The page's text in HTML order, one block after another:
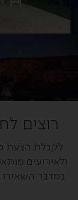
רוצים
לקבלת הצעת
ולאירועים
במדבר השאירו